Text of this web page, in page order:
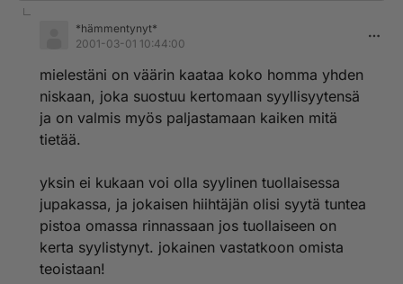
*hämmentynyt*
2001-03-01 10:44:00
mielestäni on väärin kaataa koko homma yhden
niskaan, joka suostuu kertomaan syyllisyytensä
ja on valmis myös paljastamaan kaiken mitä
tietää.
yksin ei kukaan voi olla syylinen tuollaisessa
jupakassa, ja jokaisen hiihtäjän olisi syytä tuntea
pistoa omassa rinnassaan jos tuollaiseen on
kerta syylistynyt. jokainen vastatkoon omista
teoistaan!